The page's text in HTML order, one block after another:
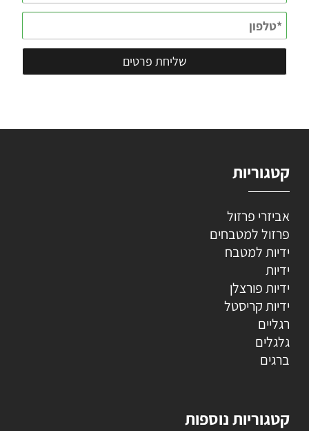
קטגוריות
אביזרי פרזול
פרזול למטבחים
ידיות למטבח
ידיות
ידיות פורצלן
ידיות קריסטל
רגליים
גלגלים
ברגים
קטגוריות נוספות